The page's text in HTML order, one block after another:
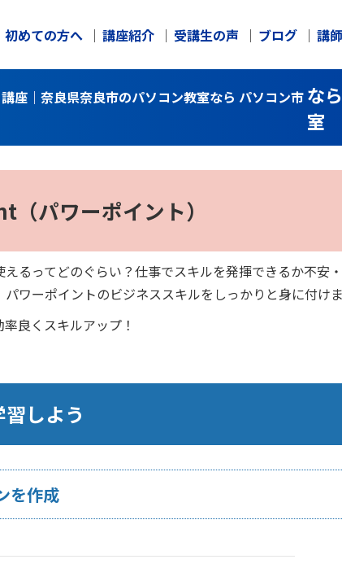
初めての方へ 講座紹介 受講生の声 ブログ 講
座｜奈良県奈良市のパソコン教室なら パソコン市 な
室
パワーポイント）
るってどのぐらい？仕事でスキルを発揮できるか不安
ワーポイントのビジネススキルをしっかりと身に付け
良くスキルアップ！
しよう
を作成